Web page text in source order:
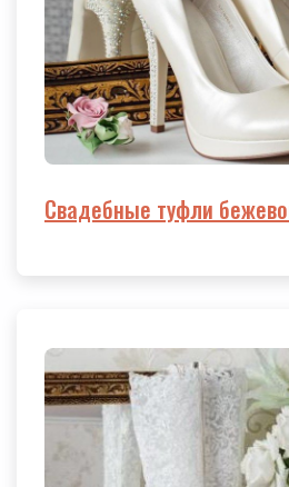
Свадебные туфли